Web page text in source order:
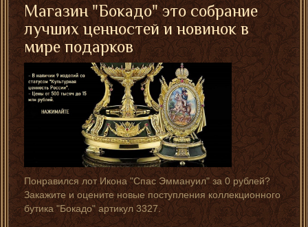
Магазин "Бокадо" это собрание
лучших ценностей и новинок в
мире подарков
Понравился лот Икона "Спас Эммануил" за 0 рублей?
Закажите и оцените новые поступления коллекционного
бутика "Бокадо" артикул 3327.